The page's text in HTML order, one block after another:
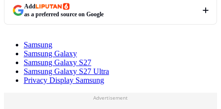
Add
as a preferred source on Google
Samsung
Samsung Galaxy
Samsung Galaxy S27
Samsung Galaxy S27 Ultra
Privacy Display Samsung
Advertisement